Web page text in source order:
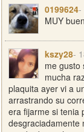
0199624-
MUY
kszy28-
me gusto
mucha
plaquita ayer vi a
arrastrando su
era fijarme si tenia
desgraciadamente